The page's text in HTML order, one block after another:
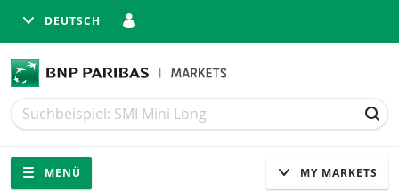
DEUTSCH
Suche
Suche
Navigation
Seitennavigation
MENÜ MY MARKETS